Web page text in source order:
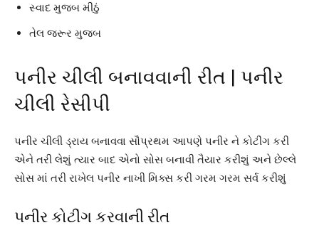
સ્વાદ મુજબ મીઠું
તેલ જરૂર મુજબ
પનીર ચીલી બનાવવાની રીત | પનીર
ચીલી રેસીપી
પનીર ચીલી ડ્રાય બનાવવા સૌપ્રથમ આપણે પનીર ને કોટીંગ કરી
એને તરી લેશું ત્યાર બાદ એનો સોસ બનાવી તૈયાર કરીશું અને છેલ્લે
સોસ માં તરી રાખેલ પનીર નાખી મિક્સ કરી ગરમ ગરમ સર્વ કરીશું
પનીર કોટીંગ કરવાની રીત